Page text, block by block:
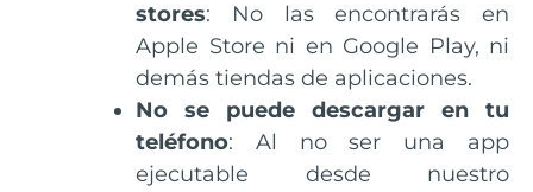
stores: No las encontrarás en
Apple Store ni en Google Play, ni
demás tiendas de aplicaciones.
No se puede descargar en tu
teléfono: Al no ser una app
ejecutable desde nuestro